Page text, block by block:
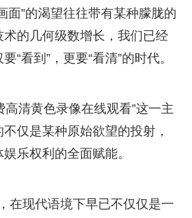
面”的渴望往往带有某种朦胧的
术的几何级数增长，我们已经
“看到”，更要“看清”的时代。
高清黄色录像在线观看”这一主
仅是某种原始欲望的投射，
乐权利的全面赋能。
在现代语境下早已不仅仅是一